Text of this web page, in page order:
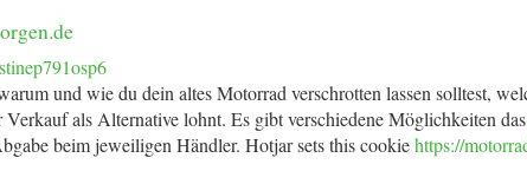
und wie du dein altes Motorrad verschrotten lassen solltest,
Verkauf als Alternative lohnt. Es gibt verschiedene Möglichkeiten
beim jeweiligen Händler. Hotjar sets this cookiehttps://